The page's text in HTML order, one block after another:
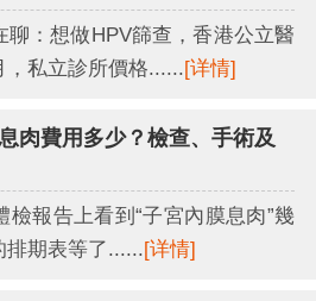
：想做HPV篩查，香港公立醫
，私立診所價格......[详情]
肉費用多少？檢查、手術及
報告上看到“子宮內膜息肉”幾
排期表等了......[详情]